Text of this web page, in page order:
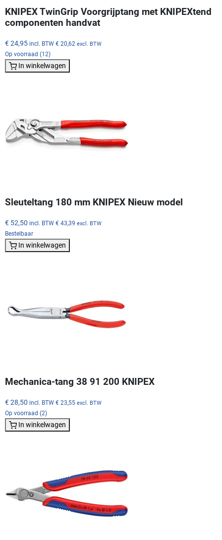
KNIPEX TwinGrip Voorgrijptang met KNIPEXtend
componenten handvat
€ 24,95 incl. BTW € 20,62 excl. BTW
Op voorraad (12)
In winkelwagen
Sleuteltang 180 mm KNIPEX Nieuw model
€ 52,50 incl. BTW € 43,39 excl. BTW
Bestelbaar
In winkelwagen
Mechanica-tang 38 91 200 KNIPEX
€ 28,50 incl. BTW € 23,55 excl. BTW
Op voorraad (2)
In winkelwagen